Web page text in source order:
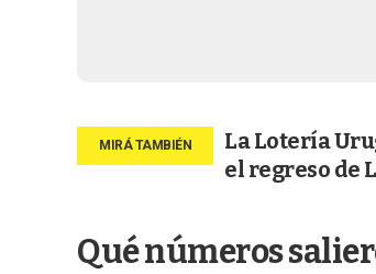
La Lotería
el regreso de
Qué números